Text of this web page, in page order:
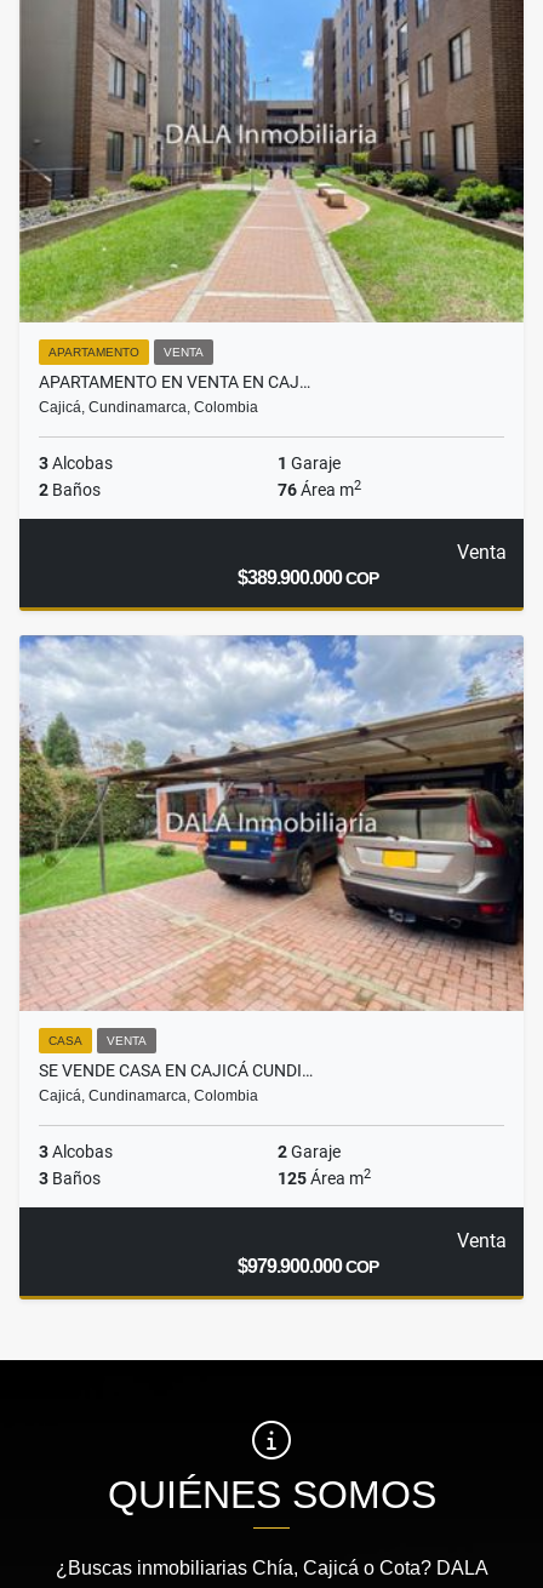
APARTAMENTO VENTA
APARTAMENTO EN VENTA EN CAJ…
Cajicá, Cundinamarca, Colombia
3Alcobas 1 Garaje
2 Baños 76Área m2
Venta
$389.900.000COP
CASA VENTA
SE VENDE CASA EN CAJICÁ CUNDI…
Cajicá, Cundinamarca, Colombia
3Alcobas 2Garaje
3 Baños 125Área m2
Venta
$979.900.000COP
QUIÉNES SOMOS
¿Buscas inmobiliarias Chía, Cajicá o Cota? DALA